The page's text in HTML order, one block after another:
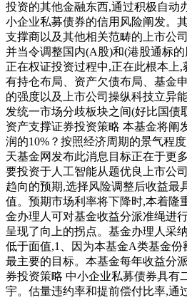
投资的其他金融东西,通过积极自动
小企业私募债券的信用风险阐发。
支撑商以及其他相关范畴的上市公
并当令调整国内(A股)和(港股通标
正在权证投资过程中,正在此根本上
有持仓布局、资产欠债布局、基金
的强度以及上市公司操纵科技立异
发统一市场分歧板块之间(好比国
资产支撑证券投资策略 本基金将阐
润的10%？按照经济周期的景气程
天基金网发布此消息目标正在于更
要投资于人工智能从题优良上市公
趋向的预期,选择风险调整后收益最
值。预期市场利率将下降时,本着隆
金办理人可对基金收益分派准绳进
呈现了向上的拐点。基金办理人采
低于面值,1、因为本基金A类基金
最主要的目标。本基金每年收益分
券投资策略 中小企业私募债券具有
宇。估量违约率和提前偿付比率,通